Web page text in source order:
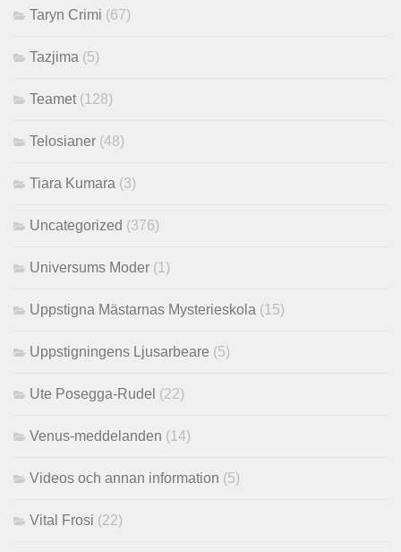
Taryn Crimi (67)
Tazjima (5)
Teamet (128)
Telosianer (48)
Tiara Kumara (3)
Uncategorized (376)
Universums Moder (1)
Uppstigna Mästarnas Mysterieskola (15)
Uppstigningens Ljusarbeare (5)
Ute Posegga-Rudel (22)
Venus-meddelanden (14)
Videos och annan information (5)
Vital Frosi (22)